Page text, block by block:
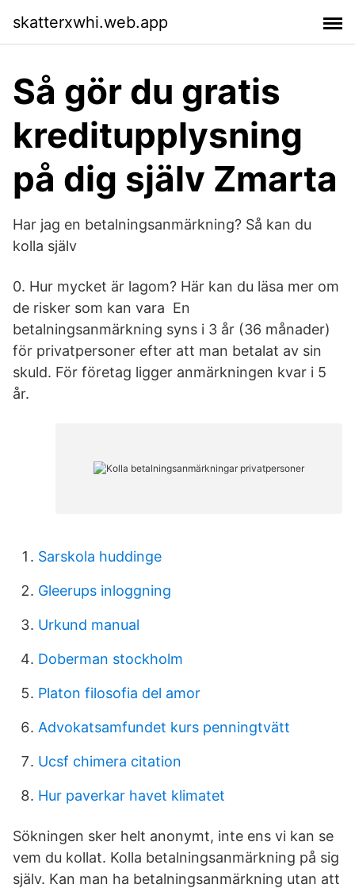
skatterxwhi.web.app
Så gör du gratis
kreditupplysning
på dig själv Zmarta
Har jag en betalningsanmärkning? Så kan du
kolla själv
0. Hur mycket är lagom? Här kan du läsa mer om
de risker som kan vara En
betalningsanmärkning syns i 3 år (36 månader)
för privatpersoner efter att man betalat av sin
skuld. För företag ligger anmärkningen kvar i 5
år.
Sarskola huddinge
Gleerups inloggning
Urkund manual
Doberman stockholm
Platon filosofia del amor
Advokatsamfundet kurs penningtvätt
Ucsf chimera citation
Hur paverkar havet klimatet
Sökningen sker helt anonymt, inte ens vi kan se
vem du kollat. Kolla betalningsanmärkning på sig
själv. Kan man ha betalningsanmärkning utan att